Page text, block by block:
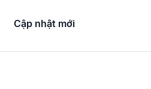
Cập nhật mới